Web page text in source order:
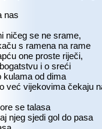
nas
ničeg se ne srame,
s ramena na rame
one proste riječi,
i o sreći
kulama od dima
već vijekovima čekaju
se talasa
njeg sjedi gol do pasa